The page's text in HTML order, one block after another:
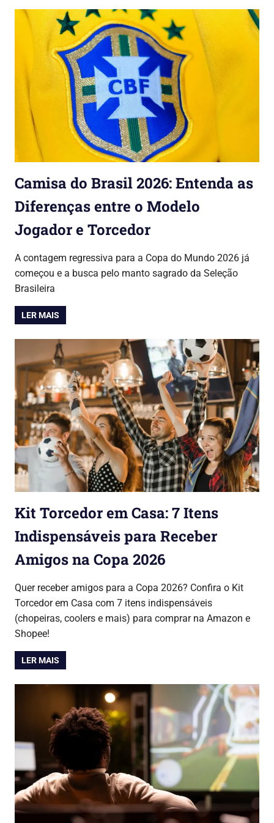
Camisa do Brasil 2026: Entenda as
Diferenças entre o Modelo
Jogador e Torcedor
A contagem regressiva para a Copa do Mundo 2026 já
começou e a busca pelo manto sagrado da Seleção
Brasileira
LER MAIS
Kit Torcedor em Casa: 7 Itens
Indispensáveis para Receber
Amigos na Copa 2026
Quer receber amigos para a Copa 2026? Confira o Kit
Torcedor em Casa com 7 itens indispensáveis
(chopeiras, coolers e mais) para comprar na Amazon e
Shopee!
LER MAIS